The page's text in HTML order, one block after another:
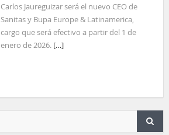
Carlos Jaureguizar será el nuevo CEO de
Sanitas y Bupa Europe & Latinamerica,
cargo que será efectivo a partir del 1 de
enero de 2026. […]